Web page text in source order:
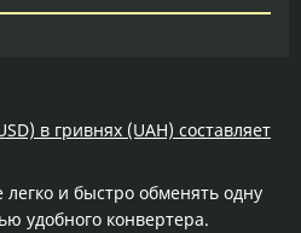
в гривнях (UAH) составляет
и быстро обменять одну
удобного конвертера.